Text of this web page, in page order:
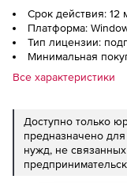
Срок действия: 12
Платформа:
Тип лицензии:
Минимальная
Все характеристики
Доступно только
предназначено
нужд, не